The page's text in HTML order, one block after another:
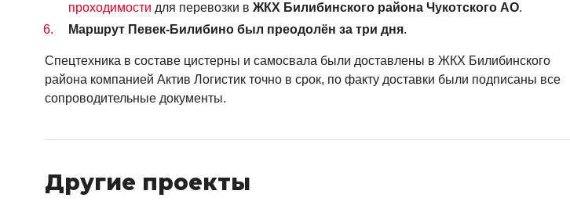
проходимости для перевозки вЖКХ Билибинского района Чукотского АО.
Маршрут Певек-Билибино был преодолён за три дня.
Спецтехника в составе цистерны и самосвала были доставлены в ЖКХ Билибинского
района компанией Актив Логистик точно в срок, по факту доставки были подписаны все
сопроводительные документы.
Другие проекты